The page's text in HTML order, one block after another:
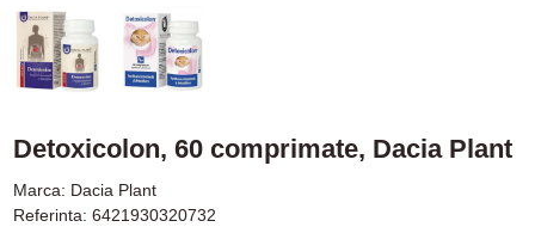
Detoxicolon, 60 comprimate, Dacia Plant
Marca: Dacia Plant
Referinta: 6421930320732